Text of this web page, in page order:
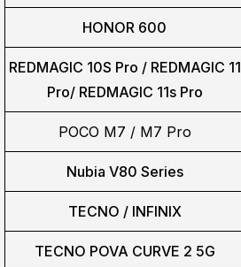
HONOR 600
REDMAGIC 10S Pro / REDMAGIC 11
Pro/ REDMAGIC 11s Pro
POCO M7 / M7 Pro
Nubia V80 Series
TECNO / INFINIX
TECNO POVA CURVE 2 5G